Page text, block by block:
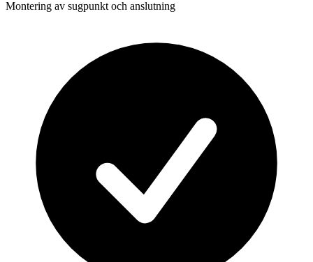
Montering av sugpunkt och anslutning